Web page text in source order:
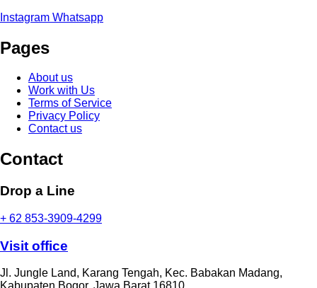
Instagram Whatsapp
Pages
About us
Work with Us
Terms of Service
Privacy Policy
Contact us
Contact
Drop a Line
+ 62 853-3909-4299
Visit office
Jl. Jungle Land, Karang Tengah, Kec. Babakan Madang,